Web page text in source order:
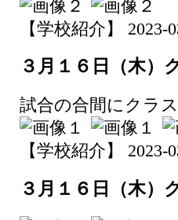
【学校紹介】 2023-
３月１６日（木）
試合の合間にクラ
【学校紹介】 2023-
３月１６日（木）